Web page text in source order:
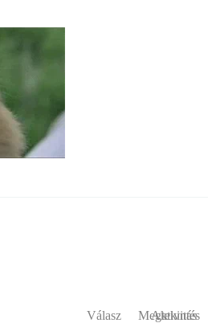
Válasz Megtekintés
Aktivitás